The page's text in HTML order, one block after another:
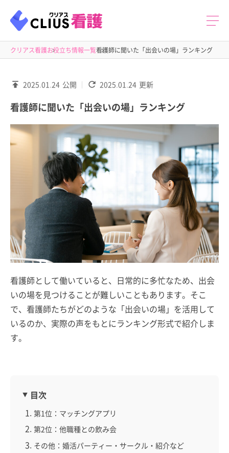
クリアス看護お役立ち情報一覧看護師に聞いた「出会いの場」ランキング
2025.01.24 公開 2025.01.24 更新
看護師に聞いた「出会いの場」ランキング
看護師として働いていると、日常的に多忙なため、出会
いの場を見つけることが難しいこともあります。そこ
で、看護師たちがどのような「出会いの場」を活用して
いるのか、実際の声をもとにランキング形式で紹介しま
す。
目次
第1位：マッチングアプリ
第2位：他職種との飲み会
その他：婚活パーティー・サークル・紹介など